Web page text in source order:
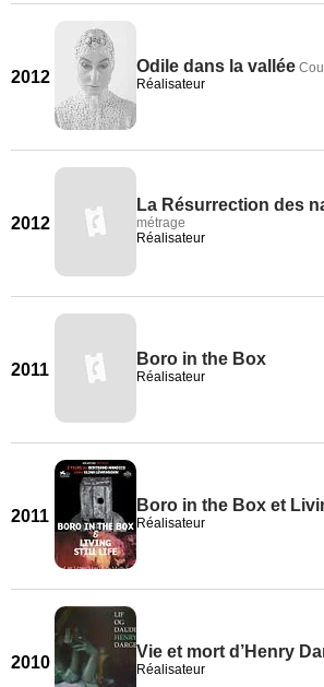
2012
Odile dans la vallée
Réalisateur
2012
La Résurrection des
métrage
Réalisateur
2011
Boro in the Box
Réalisateur
2011
Boro in the Box et
Réalisateur
2010
Vie et mort d’Henry
Réalisateur